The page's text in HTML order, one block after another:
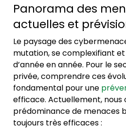
Panorama des
actuelles et
Le paysage des
mutation, se complexifiant et
d’année en année. Pour le
privée, comprendre ces
fondamental pour une
efficace. Actuellement, nous
prédominance de menaces
toujours très efficaces :